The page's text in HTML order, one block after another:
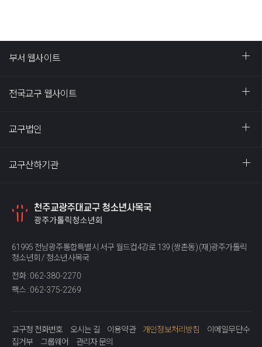
부서 웹사이트
전국교구 웹사이트
교구법인
교구산하기관
61995 전남광주통합특별시 서구 월드컵4강로 139 (쌍촌동) (재)광주가톨릭
청소년회 / 청소년사목국
전화 :062-380-2270
팩스 :062-375-2269
교구청 전화번호 오시는 길 이용약관 개인정보처리방침
이메일무단수
집거부
그룹웨어 관리자 문의